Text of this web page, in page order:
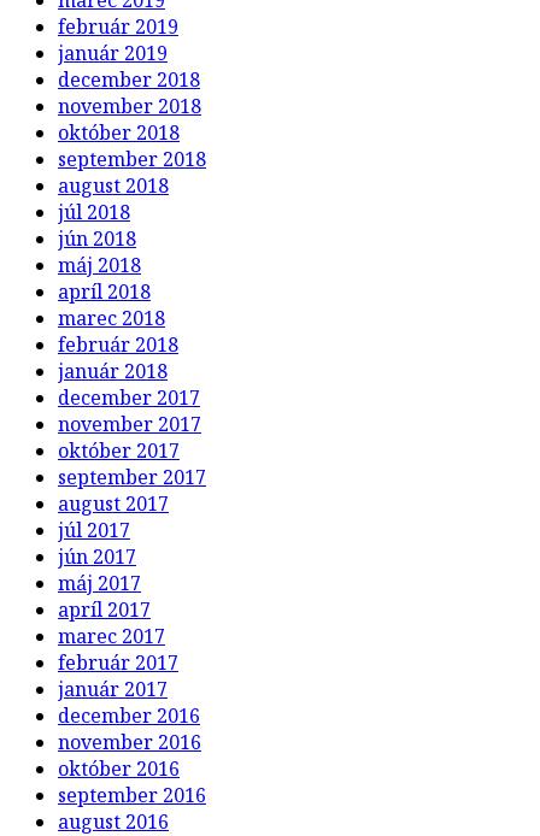
február 2019
január 2019
december 2018
november 2018
október 2018
september 2018
august 2018
júl 2018
jún 2018
máj 2018
apríl 2018
marec 2018
február 2018
január 2018
december 2017
november 2017
október 2017
september 2017
august 2017
júl 2017
jún 2017
máj 2017
apríl 2017
marec 2017
február 2017
január 2017
december 2016
november 2016
október 2016
september 2016
august 2016